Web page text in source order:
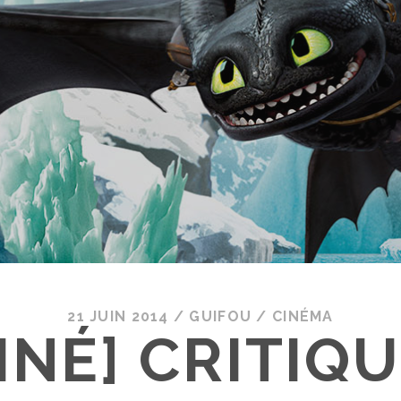
21 JUIN 2014 / GUIFOU / CINÉMA